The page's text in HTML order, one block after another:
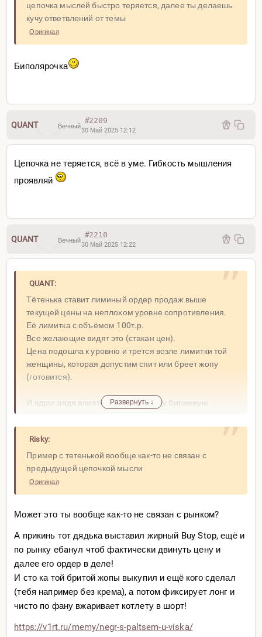
цепочка мыслей быстро теряется, далее ты делаешь
кучу ответвлений от темы
Оригинал
Биполярочка
QUANT Вечный
#2209
30 Май 2025 12:12
Цепочка не теряется, всё в уме. Гибкость мышления
проявляй
QUANT Вечный
#2210
30 Май 2025 12:22
QUANT:
Тётенька ставит лиминый ордер продаж выше
текущей цены на неплохом уровне сопротивления.
Её лимитка с объёмом 100т.р.
Все желающие видят это (стакан цен).
Цена подошла к уровню и трется возле лимитки той
женщины, которая допустим спит или бреет жопу
(готовится).
И вдруг дядя влиятельный видит эту биржевую
бывает...
Оригинал
Развернуть ↓
Risky:
Пример с тетенькой вообще как-то не связан с
предыдущей цепочкой мысли
Оригинал
Может это ты вообще как-то не связан с рынком?
А прикинь тот дядька выставил жирный Buy Stop, ещё и
по рынку ебaнул чтоб фактически двинуть цену и
далее его ордер в деле!
И сто ка той бритой жопы выкупил и ещё кого сделал
(тебя например без крема), а потом фиксирует лонг и
чисто по фану вжаривает котлету в шорт!
https://v1rt.ru/memy/negr-s-paltsem-u-viska/